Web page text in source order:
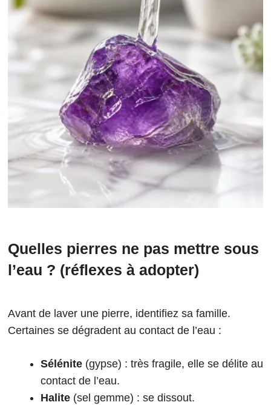
Quelles pierres ne pas mettre sous
l’eau ? (réflexes à adopter)
Avant de laver une pierre, identifiez sa famille.
Certaines se dégradent au contact de l’eau :
Sélénite (gypse) : très fragile, elle se délite au
contact de l’eau.
Halite (sel gemme) : se dissout.